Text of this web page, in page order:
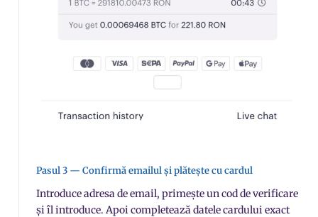
Pasul 3 — Confirmă emailul și plătește cu cardul
Introduce adresa de email, primește un cod de verificare
și îl introduce. Apoi completează datele cardului exact